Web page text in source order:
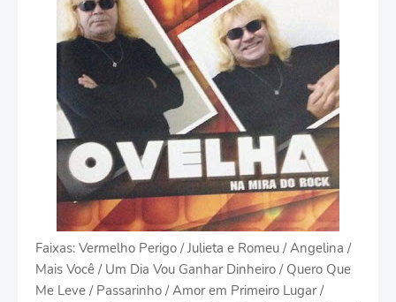
Faixas: Vermelho Perigo / Julieta e Romeu / Angelina /
Mais Você / Um Dia Vou Ganhar Dinheiro / Quero Que
Me Leve / Passarinho / Amor em Primeiro Lugar /